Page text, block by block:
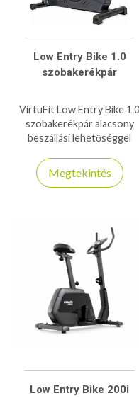
Low Entry Bike 1.0
szobakerékpár
VirtuFit Low Entry Bike 1.0
szobakerékpár alacsony
beszállási lehetőséggel
Megtekintés
Low Entry Bike 200i